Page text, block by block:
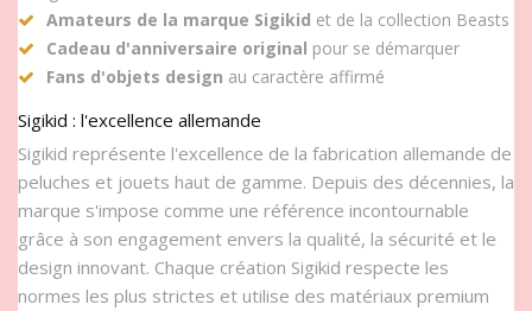
Amateurs de la marque Sigikid et de la collection Beasts
Cadeau d'anniversaire original pour se démarquer
Fans d'objets design au caractère affirmé
Sigikid : l'excellence allemande
Sigikid représente l'excellence de la fabrication allemande de
peluches et jouets haut de gamme. Depuis des décennies, la
marque s'impose comme une référence incontournable
grâce à son engagement envers la qualité, la sécurité et le
design innovant. Chaque création Sigikid respecte les
normes les plus strictes et utilise des matériaux premium